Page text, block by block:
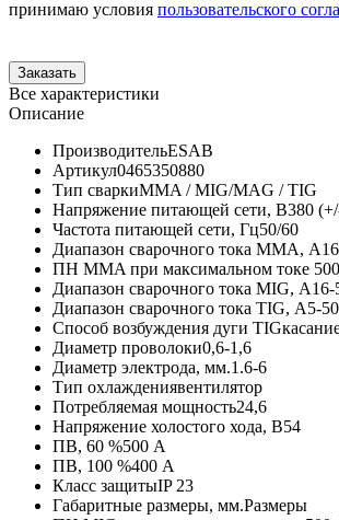
принимаю условия пользовательского
Все характеристики
Описание
ПроизводительESAB
Артикул0465350880
Тип сваркиMMA / MIG/MAG / TIG
Напряжение питающей сети, В380
Частота питающей сети, Гц50/60
Диапазон сварочного тока MMA, А
ПН MMA при максимальном токе
Диапазон сварочного тока MIG, А16-
Диапазон сварочного тока TIG, А5-
Способ возбуждения дуги TIG
Диаметр проволоки0,6-1,6
Диаметр электрода, мм.1.6-6
Тип охлаждениявентилятор
Потребляемая мощность24,6
Напряжение холостого хода, В54
ПВ, 60 %500 А
ПВ, 100 %400 А
Класс защитыIP 23
Габаритные размеры, мм.Размеры